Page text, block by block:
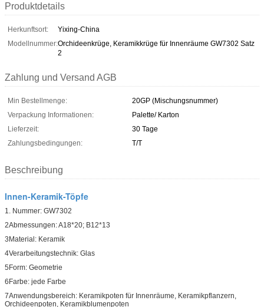
Produktdetails
Herkunftsort:
Yixing-China
Modellnummer:Orchideenkrüge, Keramikkrüge für Innenräume GW7302 Satz
2
Zahlung und Versand AGB
Min Bestellmenge:
20GP (Mischungsnummer)
Verpackung Informationen:
Palette/ Karton
Lieferzeit:
30 Tage
Zahlungsbedingungen:
T/T
Beschreibung
Innen-Keramik-Töpfe
1. Nummer: GW7302
2Abmessungen: A18*20; B12*13
3Material: Keramik
4Verarbeitungstechnik: Glas
5Form: Geometrie
6Farbe: jede Farbe
7Anwendungsbereich: Keramikpoten für Innenräume, Keramikpflanzern,
Orchideenpoten, Keramikblumenpoten